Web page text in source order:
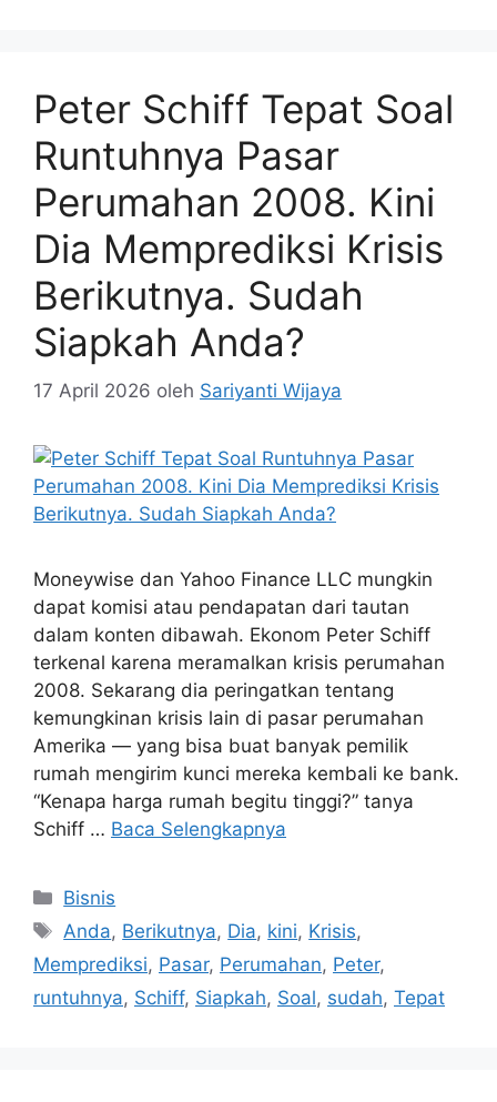
Peter Schiff Tepat Soal
Runtuhnya Pasar
Perumahan 2008. Kini
Dia Memprediksi Krisis
Berikutnya. Sudah
Siapkah Anda?
17 April 2026 oleh Sariyanti Wijaya
Moneywise dan Yahoo Finance LLC mungkin
dapat komisi atau pendapatan dari tautan
dalam konten dibawah. Ekonom Peter Schiff
terkenal karena meramalkan krisis perumahan
2008. Sekarang dia peringatkan tentang
kemungkinan krisis lain di pasar perumahan
Amerika — yang bisa buat banyak pemilik
rumah mengirim kunci mereka kembali ke bank.
“Kenapa harga rumah begitu tinggi?” tanya
Schiff … Baca Selengkapnya
Kategori
Bisnis
Tag
Anda, Berikutnya, Dia, kini, Krisis,
Memprediksi, Pasar, Perumahan, Peter,
runtuhnya, Schiff, Siapkah, Soal, sudah, Tepat